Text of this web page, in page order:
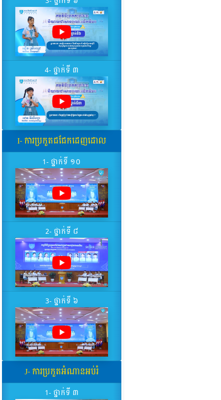
4- ថ្នាក់ទី ៣
I- ការប្រកួតជជែកដេញដោល
1- ថ្នាក់ទី ១០
2- ថ្នាក់ទី ៨
3- ថ្នាក់ទី ៦
J- ការប្រកួតអំណានអប់រំ
1- ថ្នាក់ទី ៣